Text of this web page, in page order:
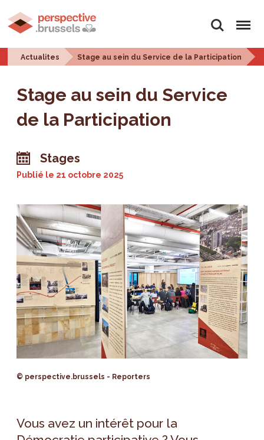
Rechercher
Menu
Actualites Stage au sein du Service de la Participation
Stage au sein du Service
de la Participation
Stages
Publié le 21 octobre 2025
© perspective.brussels - Reporters
Vous avez un intérêt pour la